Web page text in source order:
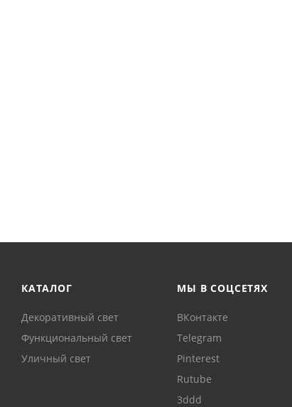
КАТАЛОГ
Декоративный свет
Функциональный свет
Уличный свет
МЫ В СОЦСЕТЯХ
ВКонтакте
Telegram
Pinterest
Rutube
3ddd